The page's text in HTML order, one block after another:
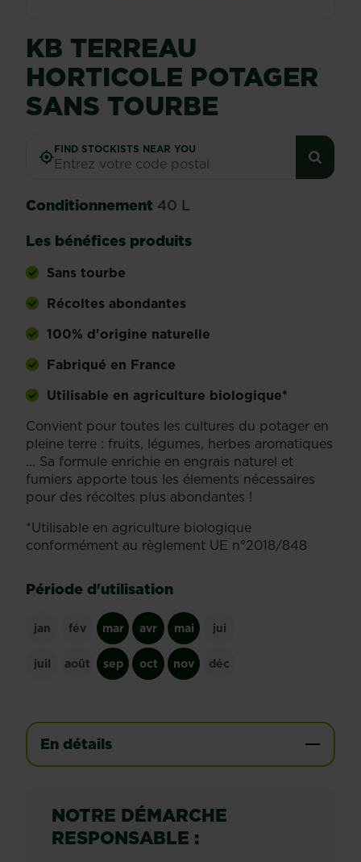
KB TERREAU
HORTICOLE POTAGER
SANS TOURBE
FIND STOCKISTS NEAR YOU
Conditionnement 40 L
Les bénéfices produits
Sans tourbe
Récoltes abondantes
100% d'origine naturelle
Fabriqué en France
Utilisable en agriculture biologique*
Convient pour toutes les cultures du potager en
pleine terre : fruits, légumes, herbes aromatiques
... Sa formule enrichie en engrais naturel et
fumiers apporte tous les élements nécessaires
pour des récoltes plus abondantes !
*Utilisable en agriculture biologique
conformément au règlement UE n°2018/848
Période d'utilisation
jan fév mar avr mai jui
juil août sep oct nov déc
En détails
NOTRE DÉMARCHE
RESPONSABLE :